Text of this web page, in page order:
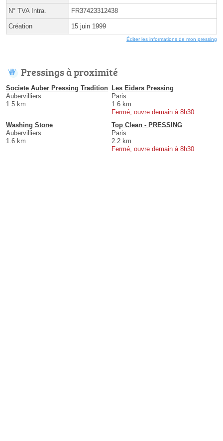
N° TVA Intra. FR37423312438
Création 15 juin 1999
Éditer les informations de mon pressing
Pressings à proximité
Societe Auber Pressing Tradition
Aubervilliers
1.5 km
Les Eiders Pressing
Paris
1.6 km
Fermé, ouvre demain à 8h30
Washing Stone
Aubervilliers
1.6 km
Top Clean - PRESSING
Paris
2.2 km
Fermé, ouvre demain à 8h30